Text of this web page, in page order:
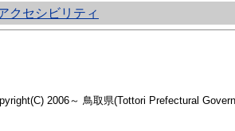
クセシビリティ
2006～ 鳥取県(Tottori Prefectural